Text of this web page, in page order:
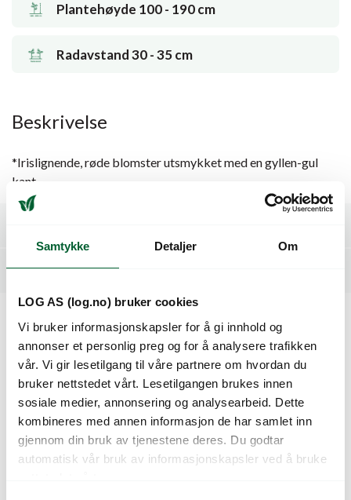
Samtykke Detaljer Om
LOG AS (log.no) bruker cookies
Vi bruker informasjonskapsler for å gi innhold og
annonser et personlig preg og for å analysere trafikken
vår. Vi gir lesetilgang til våre partnere om hvordan du
bruker nettstedet vårt. Lesetilgangen brukes innen
sosiale medier, annonsering og analysearbeid. Dette
kombineres med annen informasjon de har samlet inn
gjennom din bruk av tjenestene deres. Du godtar
automatisk vår bruk av informasjonskapsler ved å bruke
Plantehøyde 100 - 190 cm
Radavstand 30 - 35 cm
Beskrivelse
*Irislignende, røde blomster utsmykket med en gyllen-gul
kant
Tilleggsinformasjon
Kunder så også på